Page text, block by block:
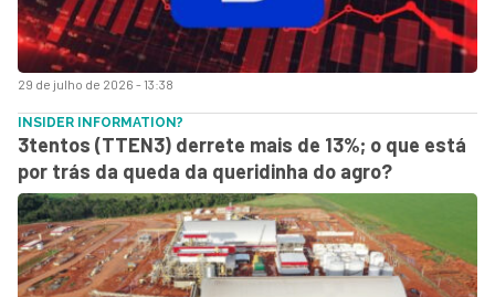
29 de julho de 2026 - 13:38
INSIDER INFORMATION?
3tentos (TTEN3) derrete mais de 13%; o que está
por trás da queda da queridinha do agro?